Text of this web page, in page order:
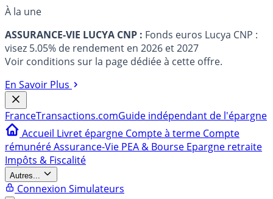
À la une
ASSURANCE-VIE LUCYA CNP : Fonds euros Lucya CNP :
visez 5.05% de rendement en 2026 et 2027
Voir conditions sur la page dédiée à cette offre.
En Savoir Plus
FranceTransactions.comGuide indépendant de l'épargne
Accueil Livret épargne Compte à terme Compte
rémunéréAssurance-Vie PEA & Bourse Epargne retraite
Impôts & Fiscalité
Autres...
Connexion Simulateurs